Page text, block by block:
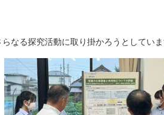
なる探究活動に取り掛かろうとしていま